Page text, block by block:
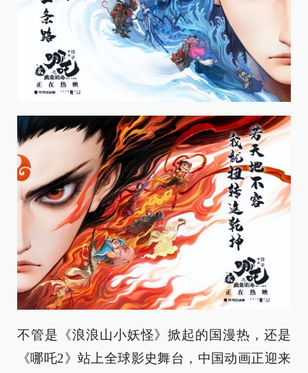
不管是《浪浪山小妖怪》掀起的国漫热，还是
《哪吒2》站上全球影史舞台，中国动画正迎来